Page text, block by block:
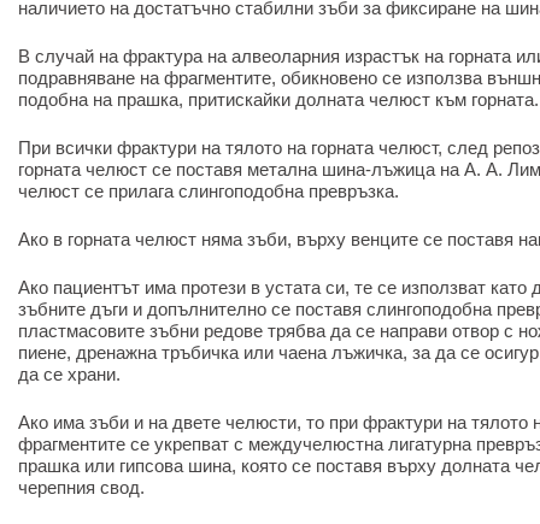
наличието на достатъчно стабилни зъби за фиксиране на
В случай на фрактура на алвеоларния израстък на горната
подравняване на фрагментите, обикновено се използва
подобна на прашка, притискайки долната челюст към горната.
При всички фрактури на тялото на горната челюст, след
горната челюст се поставя метална шина-лъжица на А. А.
челюст се прилага слингоподобна превръзка.
Ако в горната челюст няма зъби, върху венците се поставя
Ако пациентът има протези в устата си, те се използват
зъбните дъги и допълнително се поставя слингоподобна
пластмасовите зъбни редове трябва да се направи отвор с
пиене, дренажна тръбичка или чаена лъжичка, за да се
да се храни.
Ако има зъби и на двете челюсти, то при фрактури на тялото
фрагментите се укрепват с междучелюстна лигатурна
прашка или гипсова шина, която се поставя върху долната
черепния свод.